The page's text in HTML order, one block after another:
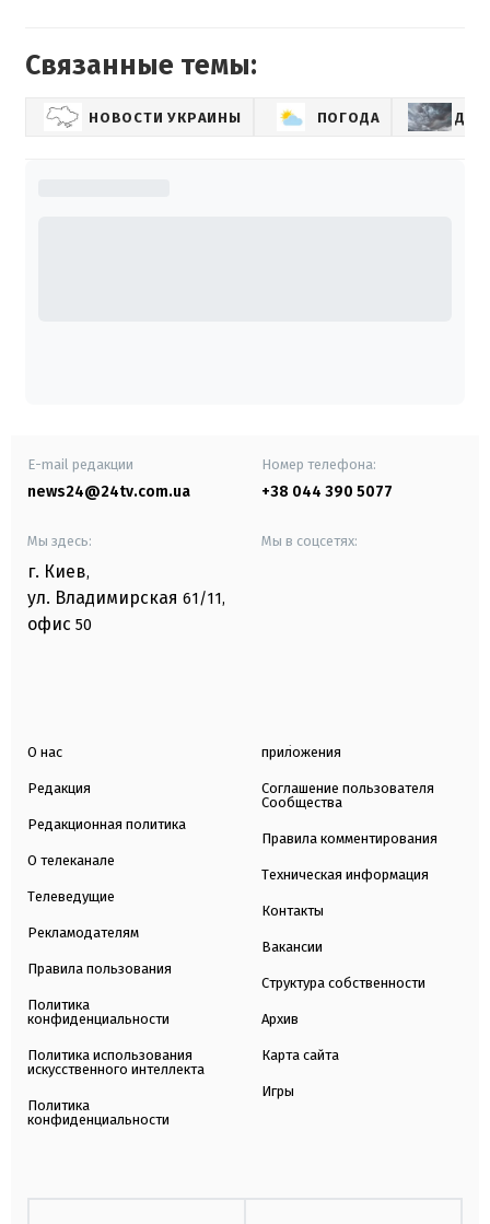
Связанные темы:
НОВОСТИ УКРАИНЫ ПОГОДА
E-mail редакции
news24@24tv.com.ua
Номер телефона:
+38 044 390 5077
Мы здесь:
г. Киев,
ул. Владимирская 61/11,
офис 50
Мы в соцсетях:
О нас
Редакция
Редакционная политика
О телеканале
Телеведущие
Рекламодателям
Правила пользования
Политика
конфиденциальности
Политика использования
искусственного интеллекта
Политика
конфиденциальности
приложения
Соглашение пользователя
Сообщества
Правила комментирования
Техническая информация
Контакты
Вакансии
Структура собственности
Архив
Карта сайта
Игры